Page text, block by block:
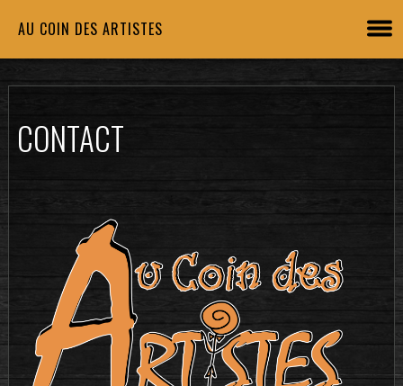
AU COIN DES ARTISTES
CONTACT